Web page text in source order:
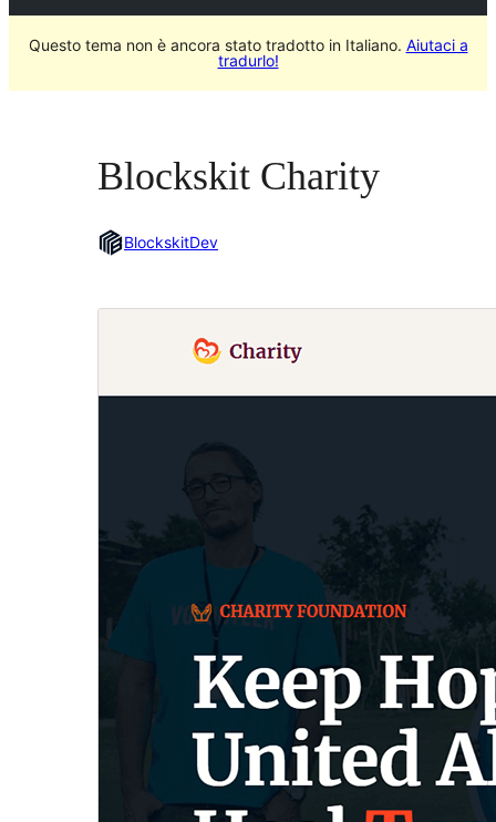
Questo tema non è ancora stato tradotto in Italiano. Aiutaci a
tradurlo!
Blockskit Charity
BlockskitDev